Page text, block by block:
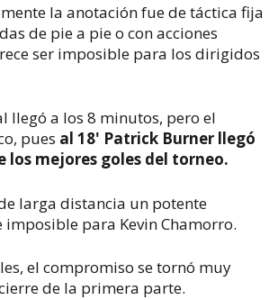
la anotación fue de táctica fija
de pie a pie o con acciones
ser imposible para los dirigidos
llegó a los 8 minutos, pero el
pues al 18' Patrick Burner llegó
los mejores goles del torneo.
larga distancia un potente
para Kevin Chamorro.
el compromiso se tornó muy
de la primera parte.